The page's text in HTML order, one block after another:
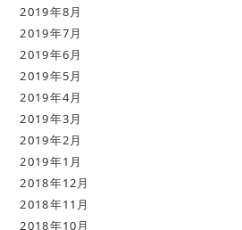
2019年8月
2019年7月
2019年6月
2019年5月
2019年4月
2019年3月
2019年2月
2019年1月
2018年12月
2018年11月
2018年10月